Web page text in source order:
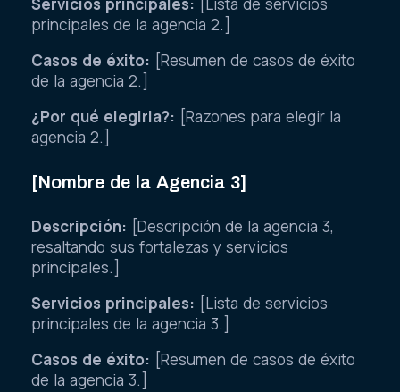
principales de la agencia 2.]
Casos de éxito: [Resumen de casos de éxito
de la agencia 2.]
¿Por qué elegirla?: [Razones para elegir la
agencia 2.]
[Nombre de la Agencia 3]
Descripción: [Descripción de la agencia 3,
resaltando sus fortalezas y servicios
principales.]
Servicios principales: [Lista de servicios
principales de la agencia 3.]
Casos de éxito: [Resumen de casos de éxito
de la agencia 3.]